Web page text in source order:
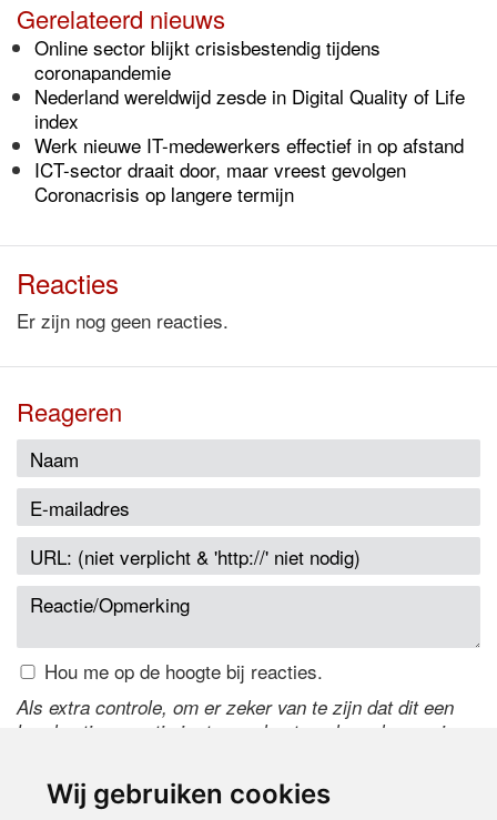
Wij gebruiken cookies
Gerelateerd nieuws
Online sector blijkt crisisbestendig tijdens
coronapandemie
Nederland wereldwijd zesde in Digital Quality of Life
index
Werk nieuwe IT-medewerkers effectief in op afstand
ICT-sector draait door, maar vreest gevolgen
Coronacrisis op langere termijn
Reacties
Er zijn nog geen reacties.
Reageren
Hou me op de hoogte bij reacties.
Als extra controle, om er zeker van te zijn dat dit een
handmatige reactie is, typ onderstaande code over in
de code te wijzigen.